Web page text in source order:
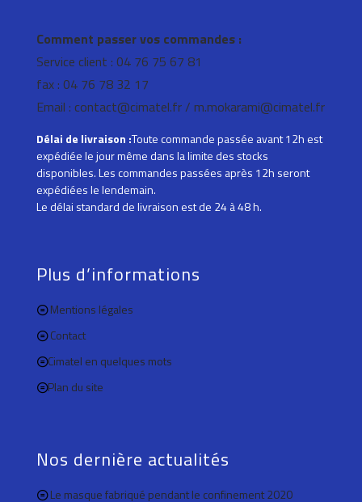
Comment passer vos commandes :
Service client : 04 76 75 67 81
fax : 04 76 78 32 17
Email : contact@cimatel.fr / m.mokarami@cimatel.fr
Délai de livraison :Toute commande passée avant 12h est
expédiée le jour même dans la limite des stocks
disponibles. Les commandes passées après 12h seront
expédiées le lendemain.
Le délai standard de livraison est de 24 à 48 h.
Plus d’informations
Mentions légales
Contact
Cimatel en quelques mots
Plan du site
Nos dernière actualités
Le masque fabriqué pendant le confinement 2020